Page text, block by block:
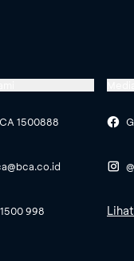
1500888
998